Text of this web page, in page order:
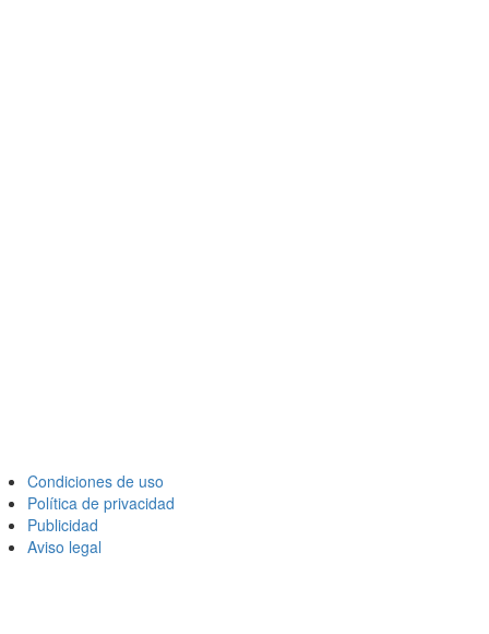
Condiciones de uso
Política de privacidad
Publicidad
Aviso legal